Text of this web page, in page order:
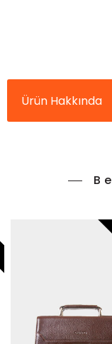
Ürün Hakkında